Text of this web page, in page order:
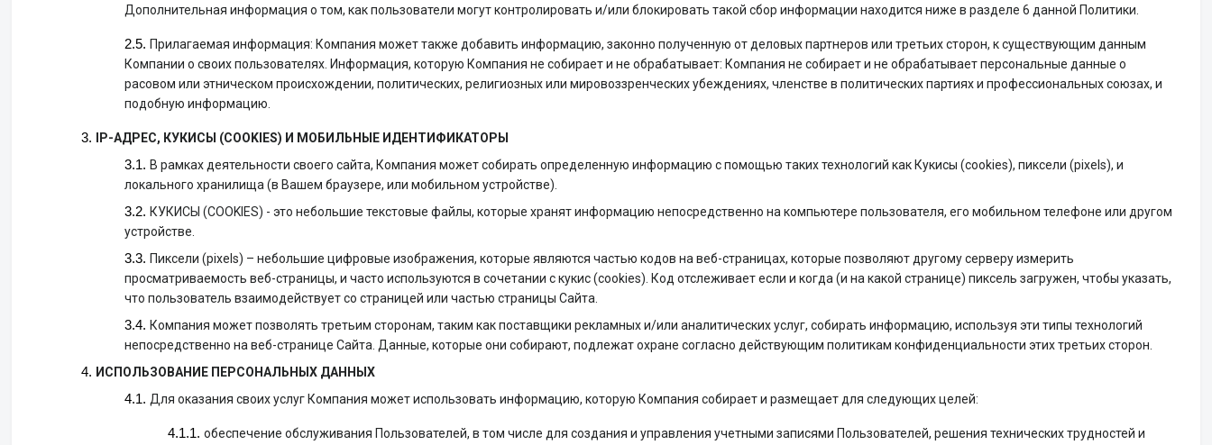
Дополнительная информация о том, как пользователи могут контролировать и/или блокировать такой сбор информации находится ниже в разделе 6 данной Политики.
Прилагаемая информация: Компания может также добавить информацию, законно полученную от деловых партнеров или третьих сторон, к существующим данным
Компании о своих пользователях. Информация, которую Компания не собирает и не обрабатывает: Компания не собирает и не обрабатывает персональные данные о
расовом или этническом происхождении, политических, религиозных или мировоззренческих убеждениях, членстве в политических партиях и профессиональных союзах, и
подобную информацию.
IP-АДРЕС, КУКИСЫ (COOKIES) И МОБИЛЬНЫЕ ИДЕНТИФИКАТОРЫ
В рамках деятельности своего сайта, Компания может собирать определенную информацию с помощью таких технологий как Кукисы (cookies), пиксели (pixels), и
локального хранилища (в Вашем браузере, или мобильном устройстве).
КУКИСЫ (COOKIES) - это небольшие текстовые файлы, которые хранят информацию непосредственно на компьютере пользователя, его мобильном телефоне или другом
устройстве.
Пиксели (pixels) – небольшие цифровые изображения, которые являются частью кодов на веб-страницах, которые позволяют другому серверу измерить
просматриваемость веб-страницы, и часто используются в сочетании с кукис (cookies). Код отслеживает если и когда (и на какой странице) пиксель загружен, чтобы указать,
что пользователь взаимодействует со страницей или частью страницы Сайта.
Компания может позволять третьим сторонам, таким как поставщики рекламных и/или аналитических услуг, собирать информацию, используя эти типы технологий
непосредственно на веб-странице Сайта. Данные, которые они собирают, подлежат охране согласно действующим политикам конфиденциальности этих третьих сторон.
ИСПОЛЬЗОВАНИЕ ПЕРСОНАЛЬНЫХ ДАННЫХ
Для оказания своих услуг Компания может использовать информацию, которую Компания собирает и размещает для следующих целей:
обеспечение обслуживания Пользователей, в том числе для создания и управления учетными записями Пользователей, решения технических трудностей и